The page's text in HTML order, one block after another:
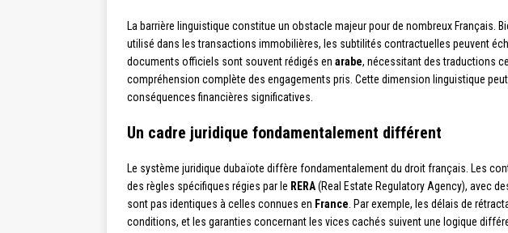
La barrière linguistique constitue un obstacle majeur pour de nombreux Français.
utilisé dans les transactions immobilières, les subtilités contractuelles peuvent
documents officiels sont souvent rédigés en arabe, nécessitant des traductions
compréhension complète des engagements pris. Cette dimension linguistique
conséquences financières significatives.
Un cadre juridique fondamentalement différent
Le système juridique dubaïote diffère fondamentalement du droit français. Les
des règles spécifiques régies par le RERA(Real Estate Regulatory Agency), avec
sont pas identiques à celles connues en France . Par exemple, les délais de
conditions, et les garanties concernant les vices cachés suivent une logique